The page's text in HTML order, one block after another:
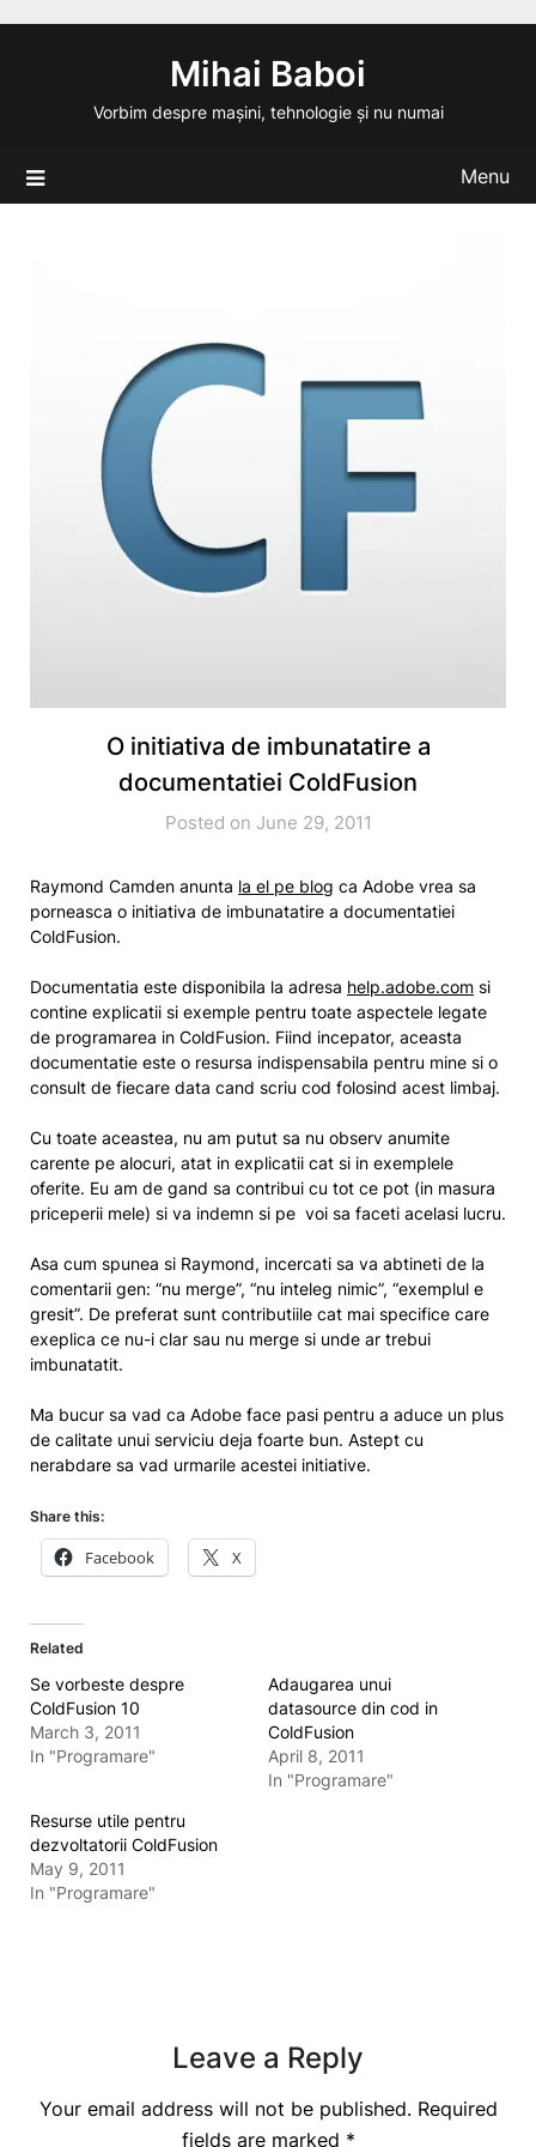
Mihai Baboi
Vorbim despre mașini, tehnologie și nu numai
Menu
O initiativa de imbunatatire a
documentatiei ColdFusion
Posted on June 29, 2011
Raymond Camden anunta la el pe blog ca Adobe vrea sa
porneasca o initiativa de imbunatatire a documentatiei
ColdFusion.
Documentatia este disponibila la adresa help.adobe.com si
contine explicatii si exemple pentru toate aspectele legate
de programarea in ColdFusion. Fiind incepator, aceasta
documentatie este o resursa indispensabila pentru mine si o
consult de fiecare data cand scriu cod folosind acest limbaj.
Cu toate aceastea, nu am putut sa nu observ anumite
carente pe alocuri, atat in explicatii cat si in exemplele
oferite. Eu am de gand sa contribui cu tot ce pot (in masura
priceperii mele) si va indemn si pe voi sa faceti acelasi lucru.
Asa cum spunea si Raymond, incercati sa va abtineti de la
comentarii gen: “nu merge”, “nu inteleg nimic”, “exemplul e
gresit”. De preferat sunt contributiile cat mai specifice care
exeplica ce nu-i clar sau nu merge si unde ar trebui
imbunatatit.
Ma bucur sa vad ca Adobe face pasi pentru a aduce un plus
de calitate unui serviciu deja foarte bun. Astept cu
nerabdare sa vad urmarile acestei initiative.
Share this:
Facebook X
Related
Se vorbeste despre
ColdFusion 10
March 3, 2011
In "Programare"
Adaugarea unui
datasource din cod in
ColdFusion
April 8, 2011
In "Programare"
Resurse utile pentru
dezvoltatorii ColdFusion
May 9, 2011
In "Programare"
Leave a Reply
Your email address will not be published. Required
fields are marked *